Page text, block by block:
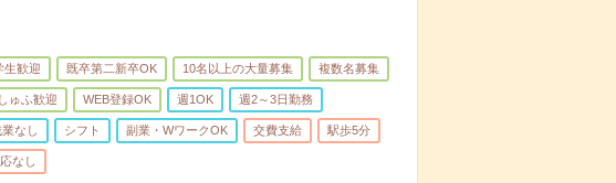
生歓迎 既卒第二新卒OK 10名以上の大量募集 複数名募集
しゅふ歓迎 WEB登録OK 週1OK 週2～3日勤務
なし シフト 副業・WワークOK 交費支給 駅歩5分
なし